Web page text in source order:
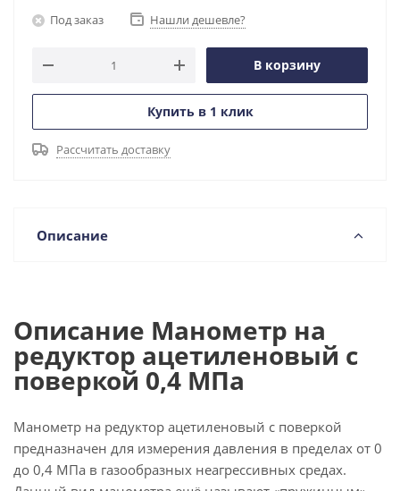
Под заказ Нашли дешевле?
В корзину
Купить в 1 клик
Рассчитать доставку
Описание
Описание Манометр на
редуктор ацетиленовый с
поверкой 0,4 МПа
Манометр на редуктор ацетиленовый с поверкой
предназначен для измерения давления в пределах от 0
до 0,4 МПа в газообразных неагрессивных средах.